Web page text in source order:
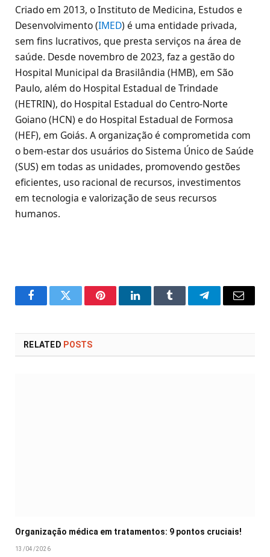
Criado em 2013, o Instituto de Medicina, Estudos e
Desenvolvimento (IMED) é uma entidade privada,
sem fins lucrativos, que presta serviços na área de
saúde. Desde novembro de 2023, faz a gestão do
Hospital Municipal da Brasilândia (HMB), em São
Paulo, além do Hospital Estadual de Trindade
(HETRIN), do Hospital Estadual do Centro-Norte
Goiano (HCN) e do Hospital Estadual de Formosa
(HEF), em Goiás. A organização é comprometida com
o bem-estar dos usuários do Sistema Único de Saúde
(SUS) em todas as unidades, promovendo gestões
eficientes, uso racional de recursos, investimentos
em tecnologia e valorização de seus recursos
humanos.
FacebookTwitter PinterestLinkedInTumblr TelegramEmail
RELATED POSTS
Organização médica em tratamentos: 9 pontos cruciais!
13/04/2026